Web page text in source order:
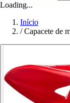
Loading...
Início
/ Capacete de